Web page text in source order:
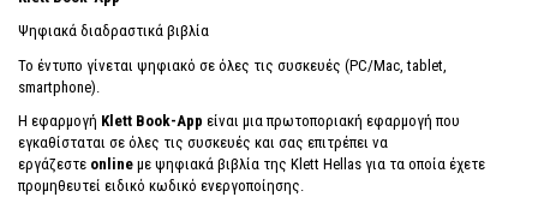
Ψηφιακά διαδραστικά βιβλία
Το έντυπο γίνεται ψηφιακό σε όλες τις συσκευές (PC/Mac, tablet,
smartphone).
Η εφαρμογή Klett Book-App είναι μια πρωτοποριακή εφαρμογή που
εγκαθίσταται σε όλες τις συσκευές και σας επιτρέπει να
εργάζεστε online με ψηφιακά βιβλία της Klett Hellas για τα οποία έχετε
προμηθευτεί ειδικό κωδικό ενεργοποίησης.